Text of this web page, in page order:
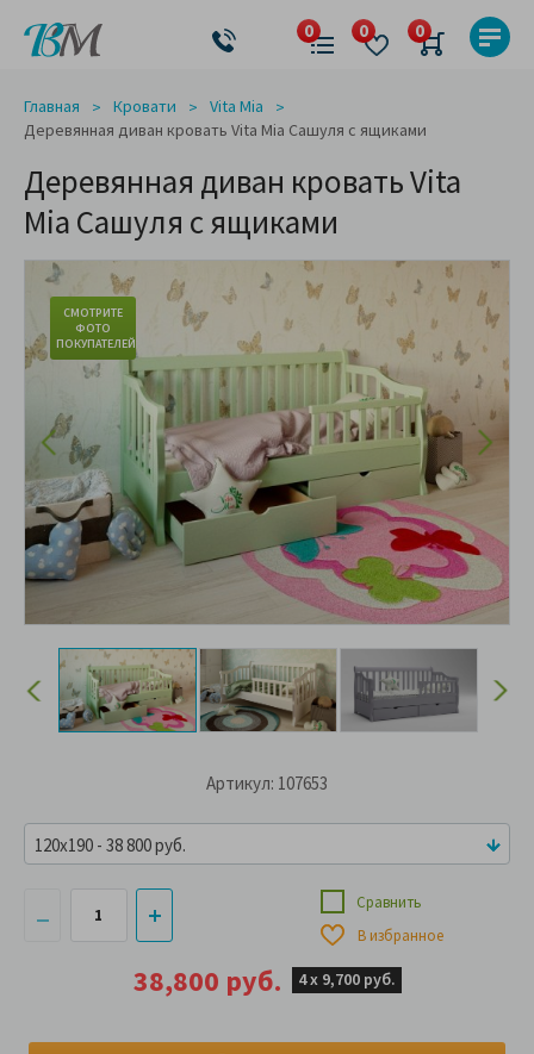
Главная Кровати
Vita Mia
Деревянная диван кровать Vita Mia Сашуля с ящиками
Деревянная диван кровать Vita
Mia Сашуля с ящиками
СМОТРИТЕ
ФОТО
ПОКУПАТЕЛЕЙ
Артикул: 107653
38,800 руб. 4 х 9,700 руб.
Сравнить
В избранное
120x190 - 38 800 руб.